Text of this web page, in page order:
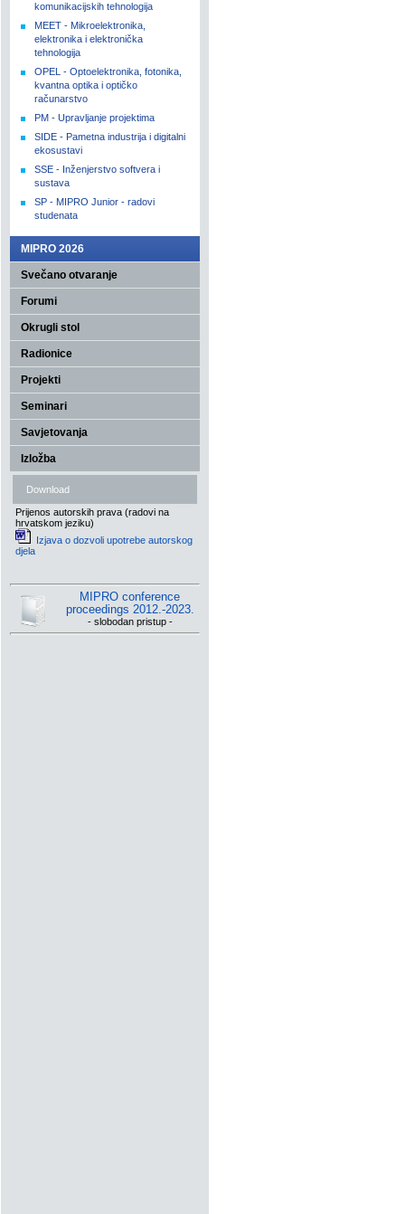
komunikacijskih tehnologija
MEET - Mikroelektronika,
elektronika i elektronička
tehnologija
OPEL - Optoelektronika, fotonika,
kvantna optika i optičko
računarstvo
PM - Upravljanje projektima
SIDE - Pametna industrija i digitalni
ekosustavi
SSE - Inženjerstvo softvera i
sustava
SP - MIPRO Junior - radovi
studenata
MIPRO 2026
Svečano otvaranje
Forumi
Okrugli stol
Radionice
Projekti
Seminari
Savjetovanja
Izložba
Download
Prijenos autorskih prava (radovi na
hrvatskom jeziku)
Izjava o dozvoli upotrebe autorskog
djela
MIPRO conference
proceedings 2012.-2023.
- slobodan pristup -